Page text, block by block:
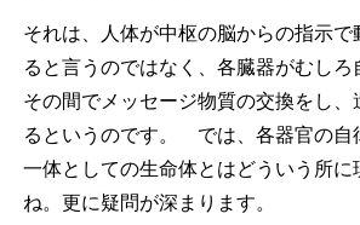
それは、人体が中枢の脳からの指示で
ると言うのではなく、各臓器がむしろ
その間でメッセージ物質の交換をし、
るというのです。 では、各器官の自
一体としての生命体とはどういう所に
ね。更に疑問が深まります。